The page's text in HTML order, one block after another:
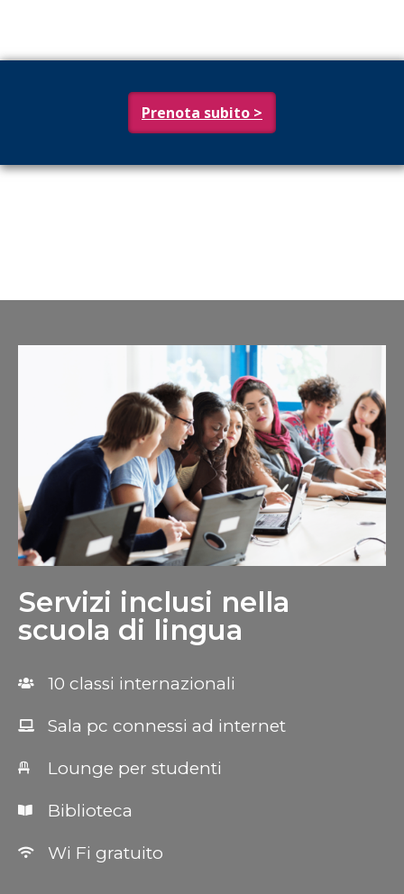
Prenota subito >
Servizi inclusi nella
scuola di lingua
10 classi internazionali
Sala pc connessi ad internet
Lounge per studenti
Biblioteca
Wi Fi gratuito